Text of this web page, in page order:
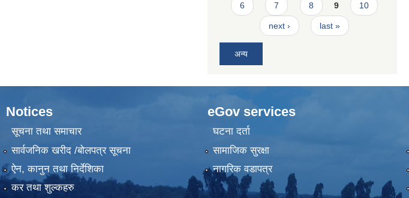
6 7 8 9 10
next › last »
अन्य
Notices
सूचना तथा समाचार
सार्वजनिक खरीद /बोलपत्र सूचना
ऐन, कानुन तथा निर्देशिका
कर तथा शुल्कहरु
eGov services
घटना दर्ता
सामाजिक सुरक्षा
नागरिक वडापत्र